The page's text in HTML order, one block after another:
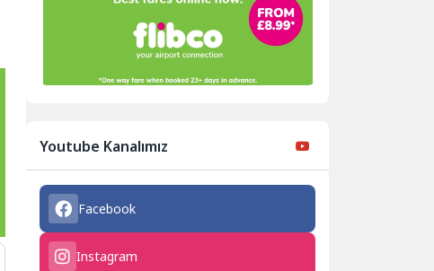
Youtube Kanalımız
Facebook
Instagram